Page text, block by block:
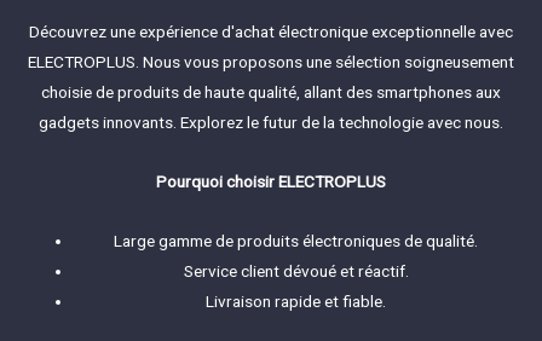
Découvrez une expérience d'achat électronique exceptionnelle avec
ELECTROPLUS. Nous vous proposons une sélection soigneusement
choisie de produits de haute qualité, allant des smartphones aux
gadgets innovants. Explorez le futur de la technologie avec nous.
Pourquoi choisir ELECTROPLUS
Large gamme de produits électroniques de qualité.
Service client dévoué et réactif.
Livraison rapide et fiable.